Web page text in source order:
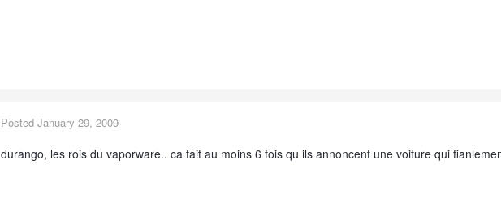
Posted January 29, 2009
durango, les rois du vaporware.. ca fait au moins 6 fois qu ils annoncent une voiture qui